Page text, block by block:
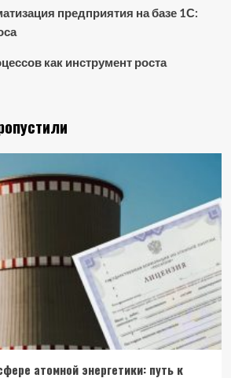
предприятия на базе 1С:
как инструмент роста
атомной энергетики: путь к